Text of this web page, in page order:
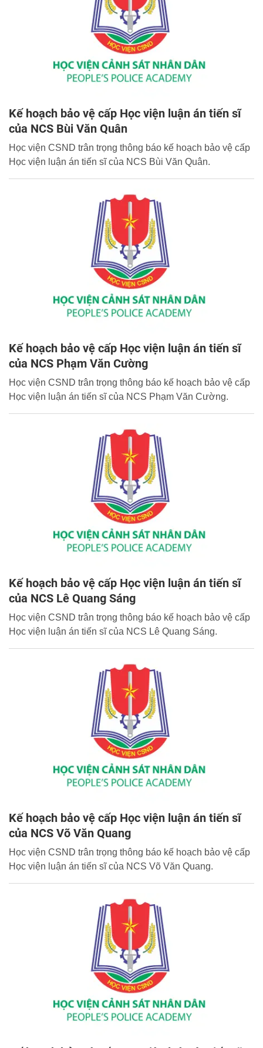
Kế hoạch bảo vệ cấp Học viện luận án tiến sĩ
của NCS Bùi Văn Quân
Học viện CSND trân trọng thông báo kế hoạch bảo vệ cấp
Học viện luận án tiến sĩ của NCS Bùi Văn Quân.
Kế hoạch bảo vệ cấp Học viện luận án tiến sĩ
của NCS Phạm Văn Cường
Học viện CSND trân trọng thông báo kế hoạch bảo vệ cấp
Học viện luận án tiến sĩ của NCS Phạm Văn Cường.
Kế hoạch bảo vệ cấp Học viện luận án tiến sĩ
của NCS Lê Quang Sáng
Học viện CSND trân trọng thông báo kế hoạch bảo vệ cấp
Học viện luận án tiến sĩ của NCS Lê Quang Sáng.
Kế hoạch bảo vệ cấp Học viện luận án tiến sĩ
của NCS Võ Văn Quang
Học viện CSND trân trọng thông báo kế hoạch bảo vệ cấp
Học viện luận án tiến sĩ của NCS Võ Văn Quang.